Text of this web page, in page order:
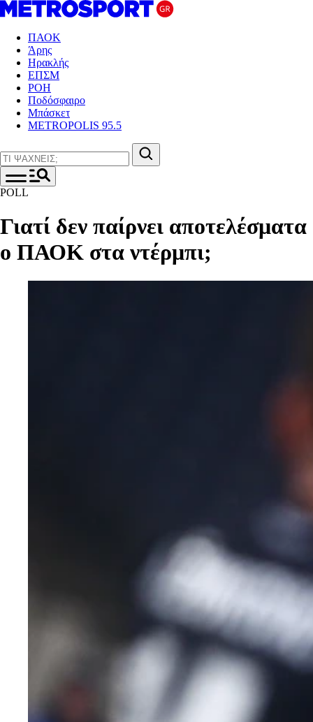
ΠΑΟΚ
Άρης
Ηρακλής
ΕΠΣΜ
ΡΟΗ
Ποδόσφαιρο
Μπάσκετ
METROPOLIS 95.5
POLL
Γιατί δεν παίρνει αποτελέσματα
ο ΠΑΟΚ στα ντέρμπι;